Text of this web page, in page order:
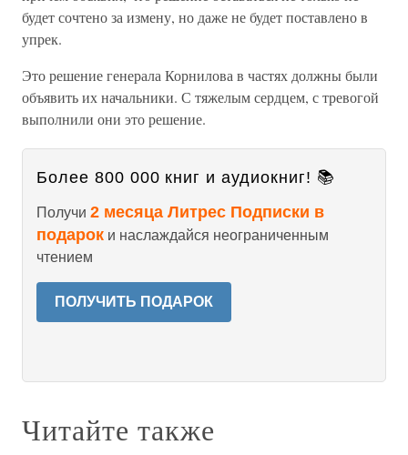
будет сочтено за измену, но даже не будет поставлено в
упрек.
Это решение генерала Корнилова в частях должны были
объявить их начальники. С тяжелым сердцем, с тревогой
выполнили они это решение.
Более 800 000 книг и аудиокниг! 📚
Получи 2 месяца Литрес Подписки в
подарок и наслаждайся неограниченным
чтением
ПОЛУЧИТЬ ПОДАРОК
Читайте также